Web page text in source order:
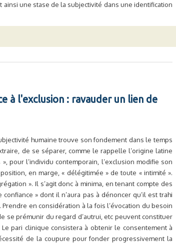
ainsi une stase de la subjectivité dans une identification
à l'exclusion : ravauder un lien de
humaine trouve son fondement dans le temps
de se séparer, comme le rappelle l’origine latine
pour l’individu contemporain, l’exclusion modifie son
en marge, « délégitimée » de toute « intimité ».
». Il s’agit donc à minima, en tenant compte des
» dont il n’aura pas à dénoncer qu’il est trahi
en considération à la fois l’évocation du besoin
se prémunir du regard d’autrui, etc peuvent constituer
pari clinique consistera à obtenir le consentement à
de la coupure pour fonder progressivement la